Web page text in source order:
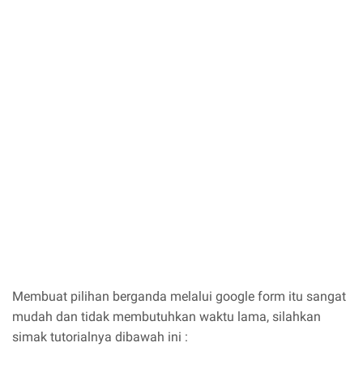
Membuat pilihan berganda melalui google form itu sangat
mudah dan tidak membutuhkan waktu lama, silahkan
simak tutorialnya dibawah ini :